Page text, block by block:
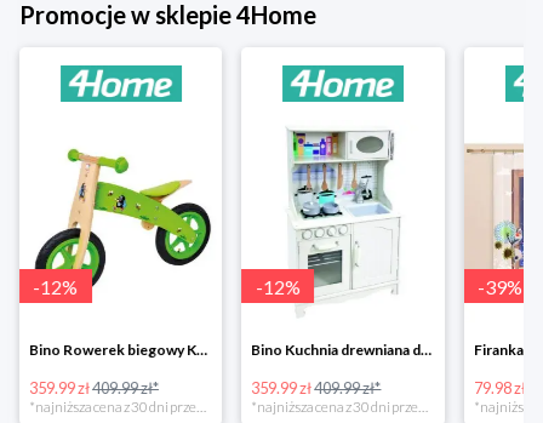
Promocje w sklepie 4Home
-12%
Bino Rowerek biegowy Krecik
359.99 zł409.99 zł*
-12%
Bino Kuchnia drewniana dla dzieci Provence
359.99 zł409.99 zł*
-39%
79.98 zł